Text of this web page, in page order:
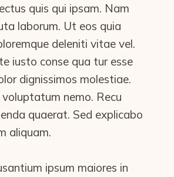
quis qui ipsam. Nam
laborum. Ut eos quia
deleniti vitae vel.
iusto conse qua tur esse
dignissimos molestiae.
nemo. Recu
quaerat. Sed explicabo
aliquam.
ipsum maiores in